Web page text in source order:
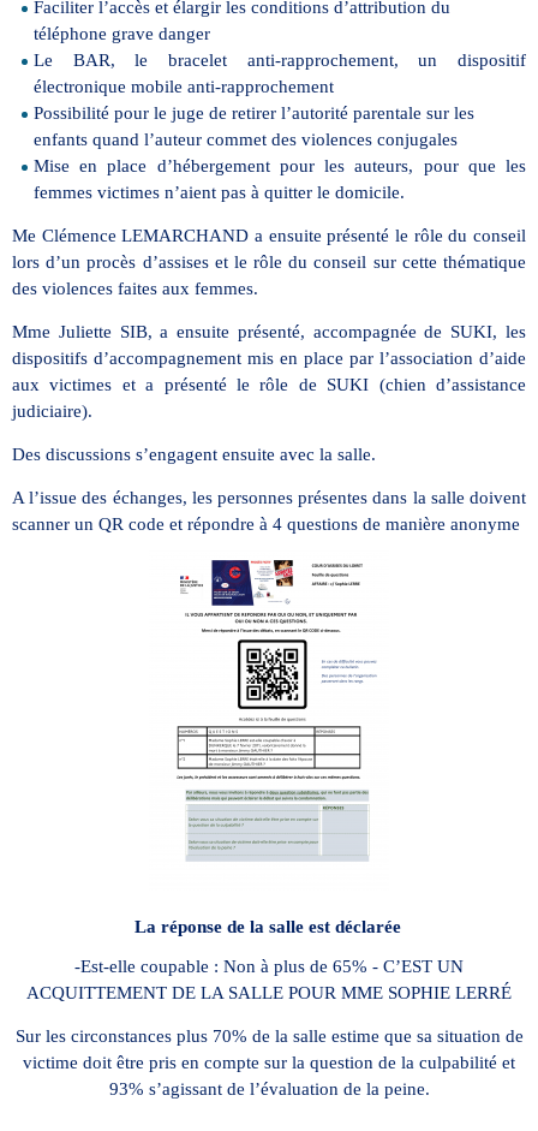
Faciliter l’accès et élargir les conditions d’attribution du
téléphone grave danger
Le BAR, le bracelet anti-rapprochement, un dispositif
électronique mobile anti-rapprochement
Possibilité pour le juge de retirer l’autorité parentale sur les
enfants quand l’auteur commet des violences conjugales
Mise en place d’hébergement pour les auteurs, pour que les
femmes victimes n’aient pas à quitter le domicile.
Me Clémence LEMARCHAND a ensuite présenté le rôle du conseil
lors d’un procès d’assises et le rôle du conseil sur cette thématique
des violences faites aux femmes.
Mme Juliette SIB, a ensuite présenté, accompagnée de SUKI, les
dispositifs d’accompagnement mis en place par l’association d’aide
aux victimes et a présenté le rôle de SUKI (chien d’assistance
judiciaire).
Des discussions s’engagent ensuite avec la salle.
A l’issue des échanges, les personnes présentes dans la salle doivent
scanner un QR code et répondre à 4 questions de manière anonyme
La réponse de la salle est déclarée
-Est-elle coupable : Non à plus de 65% - C’EST UN
ACQUITTEMENT DE LA SALLE POUR MME SOPHIE LERRÉ
Sur les circonstances plus 70% de la salle estime que sa situation de
victime doit être pris en compte sur la question de la culpabilité et
93% s’agissant de l’évaluation de la peine.